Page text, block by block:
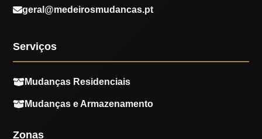
geral@medeirosmudancas.pt
Serviços
Mudanças Residenciais
Mudanças e Armazenamento
Zonas